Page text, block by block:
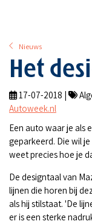
Nieuws
Het
17-07-2018 |
Autoweek.nl
Een auto waar je als
geparkeerd. Die wil
weet precies hoe je
De designtaal van
lijnen die horen bij
als hij stilstaat. 'De
er is een sterke